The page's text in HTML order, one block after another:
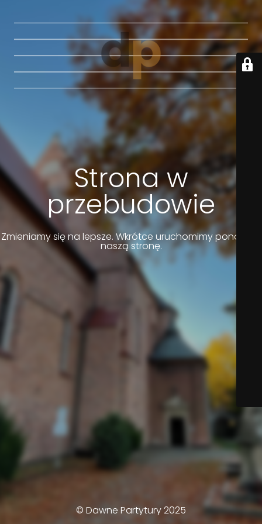
Strona w
przebudowie
Zmieniamy się na lepsze. Wkrótce uruchomimy ponownie
naszą stronę.
© Dawne Partytury 2025